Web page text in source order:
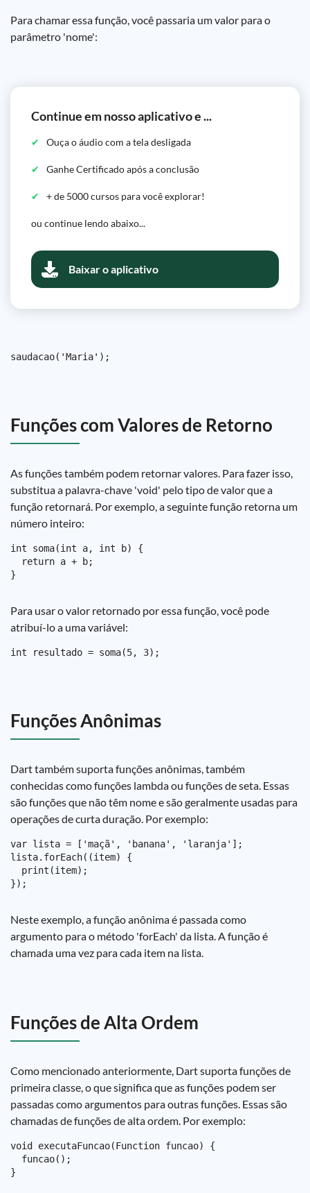
Para chamar essa função, você passaria um valor para o
parâmetro 'nome':
Continue em nosso aplicativo e ...
Ouça o áudio com a tela desligada
Ganhe Certificado após a conclusão
+ de 5000 cursos para você explorar!
ou continue lendo abaixo...
Baixar o aplicativo
Funções com Valores de Retorno
As funções também podem retornar valores. Para fazer isso,
substitua a palavra-chave 'void' pelo tipo de valor que a
função retornará. Por exemplo, a seguinte função retorna um
número inteiro:
int soma(int a, int b) {
  return a + b;
Para usar o valor retornado por essa função, você pode
atribuí-lo a uma variável:
Funções Anônimas
Dart também suporta funções anônimas, também
conhecidas como funções lambda ou funções de seta. Essas
são funções que não têm nome e são geralmente usadas para
operações de curta duração. Por exemplo:
var lista = ['maçã', 'banana', 'laranja'];
lista.forEach((item) {
  print(item);
Neste exemplo, a função anônima é passada como
argumento para o método 'forEach' da lista. A função é
chamada uma vez para cada item na lista.
Funções de Alta Ordem
Como mencionado anteriormente, Dart suporta funções de
primeira classe, o que significa que as funções podem ser
passadas como argumentos para outras funções. Essas são
chamadas de funções de alta ordem. Por exemplo:
void executaFuncao(Function funcao) {
  funcao();
}